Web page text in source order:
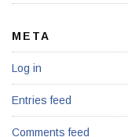
META
Log in
Entries feed
Comments feed